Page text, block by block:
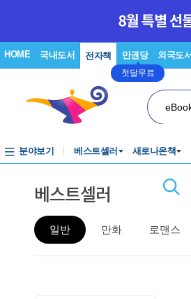
HOME 국내도서 전자책 만권당
첫달무료
외국도서
분야보기 베스트셀러 새로나온책
베스트셀러
일반 만화 로맨스